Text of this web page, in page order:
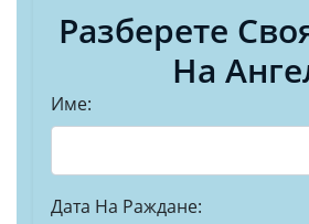
Разберете
На
Име:
Дата На Раждане: